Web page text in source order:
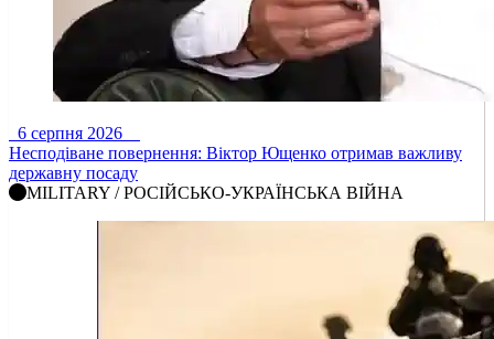
6 серпня 2026
Несподіване повернення: Віктор Ющенко отримав важливу
державну посаду
MILITARY / РОСІЙСЬКО-УКРАЇНСЬКА ВІЙНА